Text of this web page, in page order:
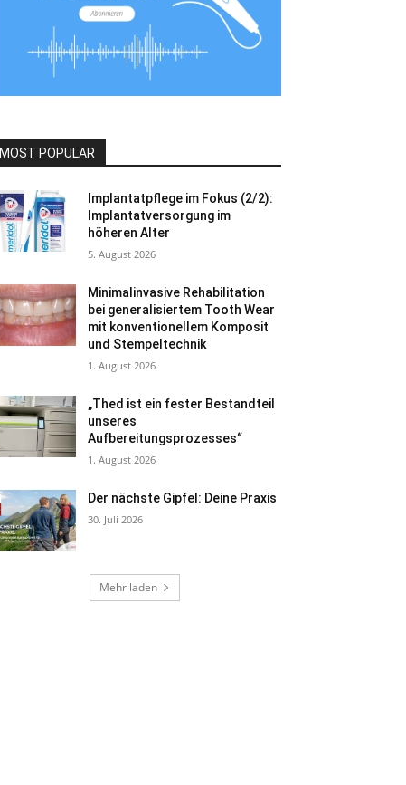
MOST POPULAR
Implantatpflege im Fokus (2/2):
Implantatversorgung im
höheren Alter
5. August 2026
Minimalinvasive Rehabilitation
bei generalisiertem Tooth Wear
mit konventionellem Komposit
und Stempeltechnik
1. August 2026
„Thed ist ein fester Bestandteil
unseres
Aufbereitungsprozesses“
1. August 2026
Der nächste Gipfel: Deine Praxis
30. Juli 2026
Mehr laden